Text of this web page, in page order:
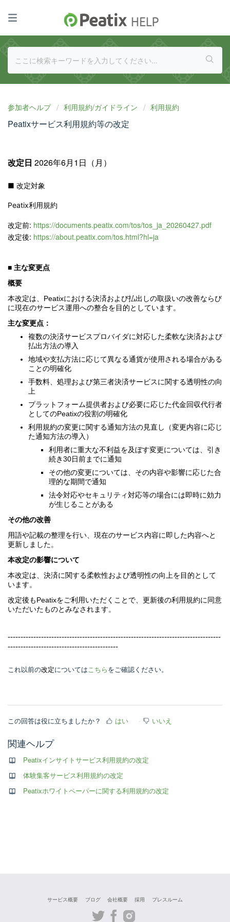
参加者ヘルプ 利用規約/ガイドライン 利用規約
Peatixサービス利用規約等の改定
改定日 2026年6月1日（月）
■ 改定対象
Peatix利用規約
改定前: https://documents.peatix.com/tos/tos_ja_20260427.pdf
改定後: https://about.peatix.com/tos.html?hl=ja
■ 主な変更点
概要
本改定は、 Peatixにおける決済および払出しの取扱いの改善ならび
に現在のサービス運用への整合を目的としています。
主な変更点：
複数の決済サービスプロバイダに対応した柔軟な決済および
払出方法の導入
地域や支払方法に応じて異なる通貨が使用される場合がある
ことの明確化
手数料、処理および第三者決済サービスに関する透明性の向
上
プラットフォーム提供者および必要に応じた代金回収代行者
としてのPeatixの役割の明確化
利用規約の変更に関する通知方法の見直し（変更内容に応じ
た通知方法の導入）
利用者に重大な不利益を及ぼす変更については、引き
続き30日前までに通知
その他の変更については、その内容や影響に応じた合
理的な期間で通知
法令対応やセキュリティ対応等の場合には即時に効力
が生じることがある
その他の改善
用語や記載の整理を行い、現在のサービス内容に即した内容へと
更新しました。
本改定の影響について
本改定は、決済に関する柔軟性および透明性の向上を目的として
います。
改定後もPeatixをご利用いただくことで、更新後の利用規約に同意
いただいたものとみなされます。
-----------------------------------------------------------------------------------
-------------------------------------------
これ以前の改定についてはこちらをご確認ください。
この回答は役に立ちましたか？ はい いいえ
関連ヘルプ
Peatixインサイトサービス利用規約の改定
体験集客サービス利用規約の改定
Peatixホワイトペーパーに関する利用規約の改定
サービス概要 ブログ 会社概要 採用 プレスルーム
TwitterFacebookInstagram